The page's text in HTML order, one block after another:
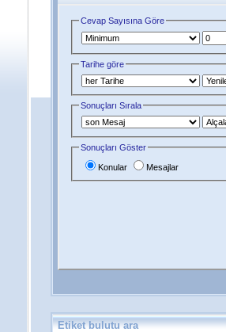
Cevap Sayısına Göre
Tarihe göre
Sonuçları Sırala
Sonuçları Göster
Konular Mesajlar
Etiket bulutu ara